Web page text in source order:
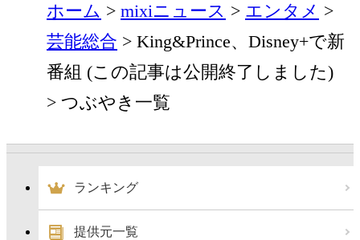
ホーム mixiニュース
エンタメ
芸能総合
King&Prince、Disney+で新
番組 (この記事は公開終了しました)
つぶやき一覧
ランキング
提供元一覧